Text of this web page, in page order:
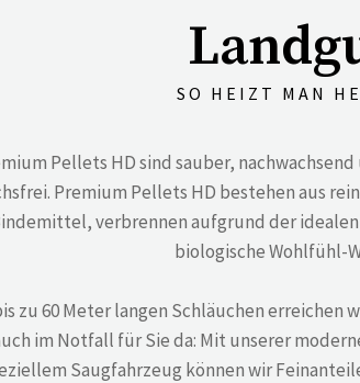
SO HEIZT MAN
Pellets HD sind sauber,
Premium Pellets HD bestehen aus
verbrennen aufgrund der
biologische Wohlfühl-
zu 60 Meter langen Schläuchen erreichen
im Notfall für Sie da: Mit unserer
Saugfahrzeug können wir